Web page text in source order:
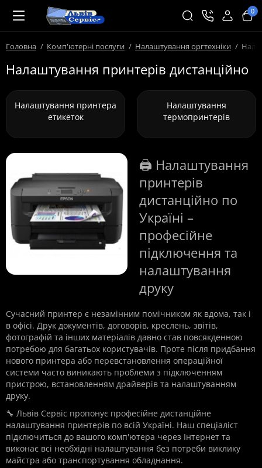
0
Головна Комп'ютерні послуги Налаштування оргтехніки
Налаштування принтерів дистанційно
Налаштування принтера
етикеток
Налаштування
термопринтерів
🖨️ Налаштування
принтерів
дистанційно по
Україні –
професійне
підключення та
налаштування
друку
Сучасний принтер є незамінним помічником як вдома, так і
в офісі. Друк документів, договорів, креслень, звітів,
фотографій та інших матеріалів давно став повсякденною
потребою для багатьох користувачів. Проте після придбання
нового принтера або перевстановлення операційної
системи часто виникають проблеми з підключенням
пристрою, встановленням драйверів та налаштуванням
друку.
🔧 Львів Сервіс пропонує професійне дистанційне
налаштування принтерів по всій Україні. Наш спеціаліст
підключиться до вашого комп'ютера через Інтернет та
виконає всі необхідні налаштування без потреби виклику
майстра або транспортування обладнання.